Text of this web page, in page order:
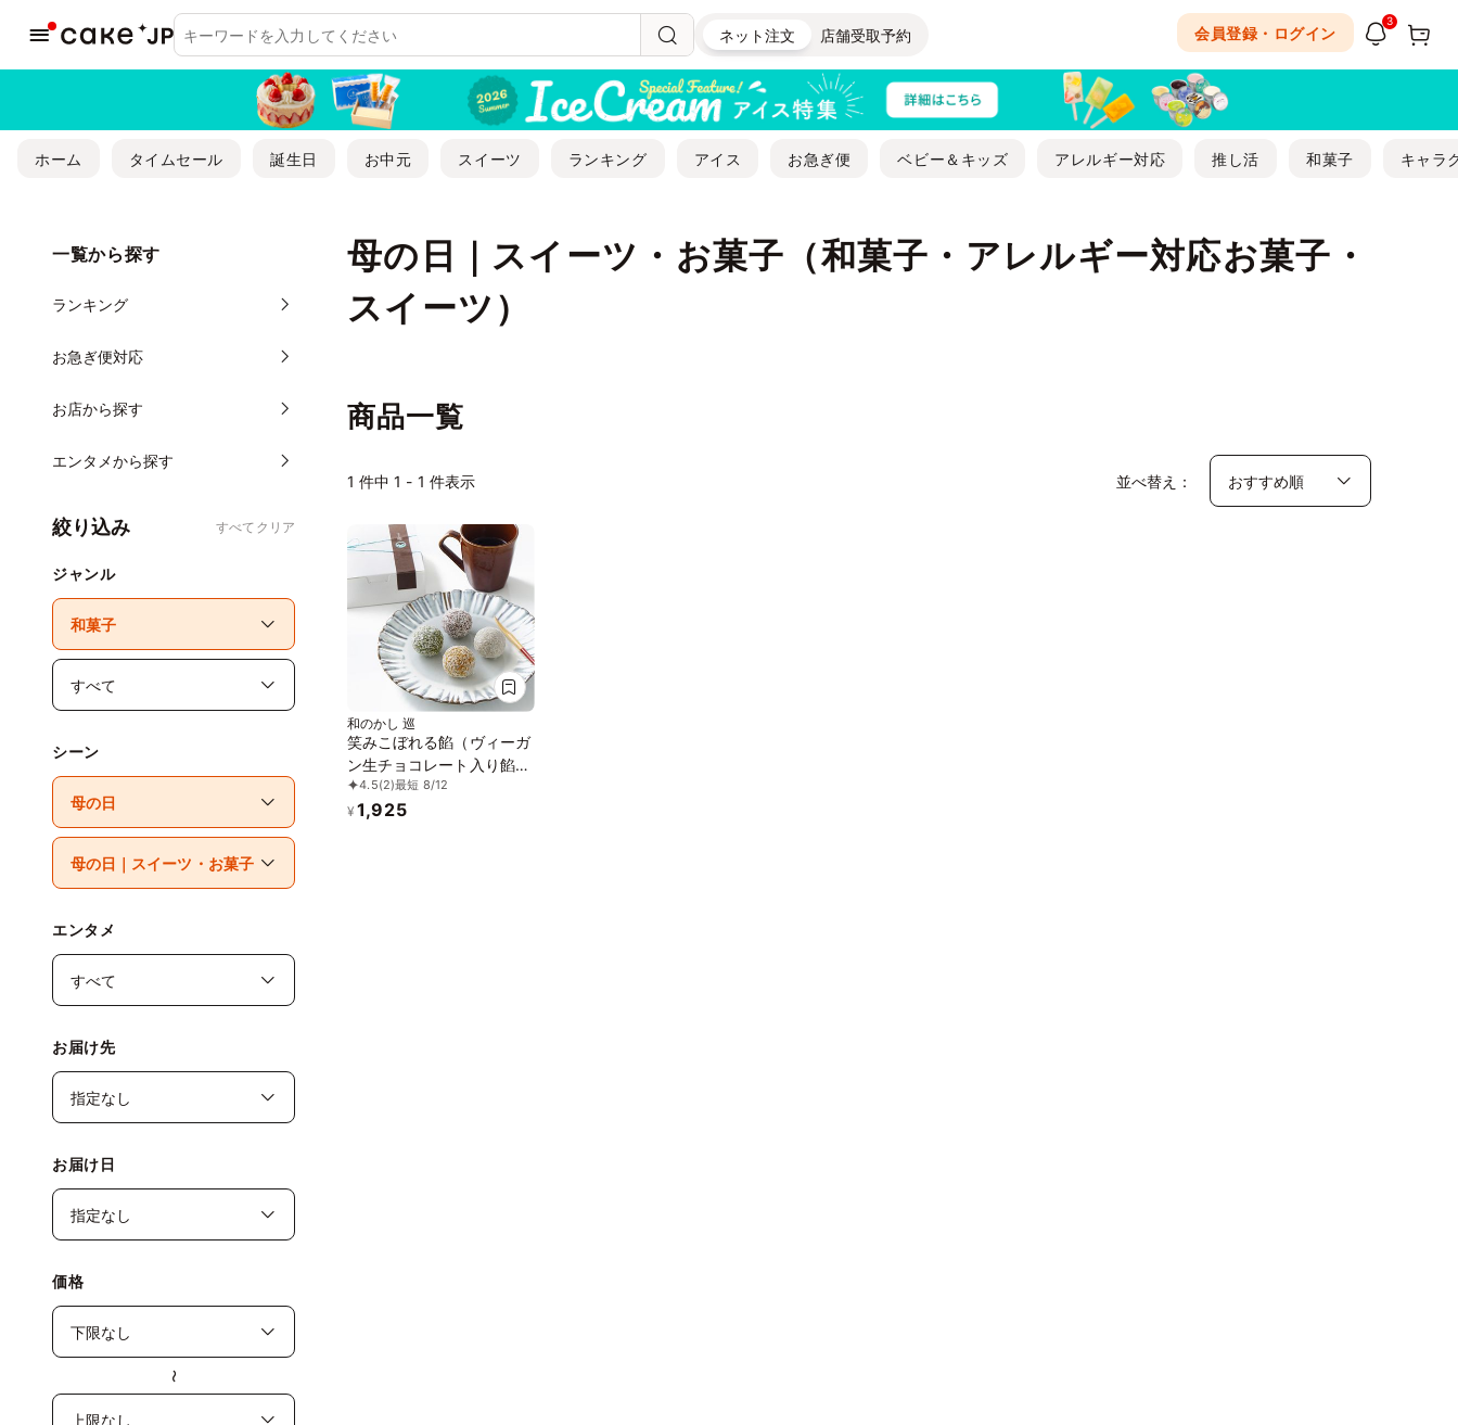
ネット注文 店舗受取予約 会員登録・ログイン
3
ホーム タイムセール 誕生日 お中元 スイーツ ランキング アイス お急ぎ便 ベビー＆キッズ アレルギー対応 推し活 和菓子 キャラ
母の日｜スイーツ・お菓子（和菓子・アレルギー対応お菓子・
スイーツ）
一覧から探す
ランキング
お急ぎ便対応
お店から探す
エンタメから探す
絞り込み すべてクリア
ジャンル
シーン
エンタメ
お届け先
お届け日
価格
〜
商品一覧
1 件中 1 - 1 件表示 並べ替え：
和のかし 巡
笑みこぼれる餡（ヴィーガ
ン生チョコレート入り餡子
玉 4個入り）《ヴィーガン
スイーツ》
4.5(2)最短 8/12
¥ 1,925